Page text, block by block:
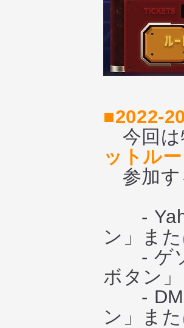
■2022-
今回は
ットルー
参加す
-
ン」ま
- ゲソ
ボタン
- DMM
ン」ま